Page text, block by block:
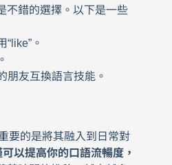
不錯的選擇。以下是一些
“like”。
朋友互換語言技能。
要的是將其融入到日常對
以提高你的口語流暢度，